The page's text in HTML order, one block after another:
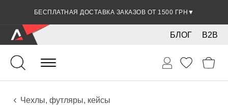
БЕСПЛАТНАЯ ДОСТАВКА ЗАКАЗОВ ОТ 1500 ГРН ▼
B2B
БЛОГ
Гитары
Электро инструменты
Аксессуары
Чехлы, футляры, кейсы